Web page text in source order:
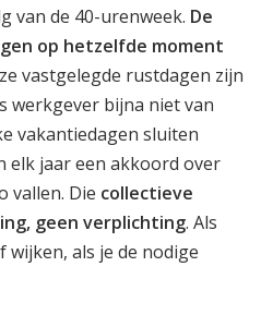
van de 40-urenweek. De
op hetzelfde moment
vastgelegde rustdagen zijn
werkgever bijna niet van
vakantiedagen sluiten
elk jaar een akkoord over
vallen. Die collectieve
geen verplichting. Als
wijken, als je de nodige